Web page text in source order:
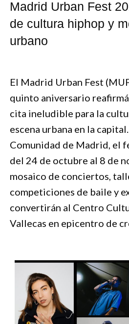
Madrid Urban Fest
de cultura hiphop y
urbano
El Madrid Urban Fest
quinto aniversario
cita ineludible para la
escena urbana en la
Comunidad de Madrid, el
del 24 de octubre al 8 de
mosaico de conciertos,
competiciones de baile y
convertirán al Centro
Vallecas en epicentro de